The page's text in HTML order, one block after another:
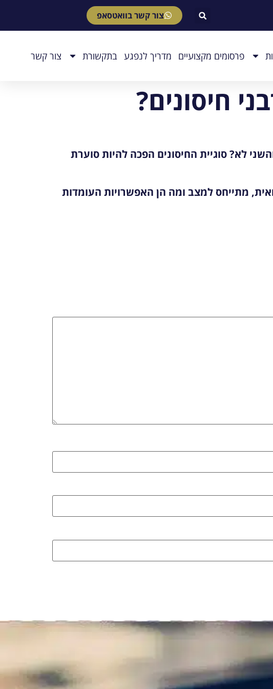
צור קשר בוואטסאפ
פרסומים מקצועיים מדריך לנפגע בתקשורת צור קשר
חיסונים?
לא? סוגיית החיסונים הפכה להיות סוערת
מתייחס למצב ומה הן האפשרויות העומדות